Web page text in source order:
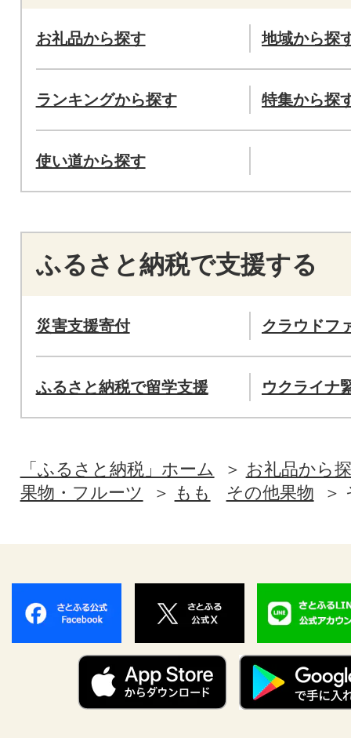
お礼品から探す 地域から探
ランキングから探す 特集から探
使い道から探す
ふるさと納税で支援する
災害支援寄付 クラウドフ
ふるさと納税で留学支援 ウクライナ
「ふるさと納税」ホーム
お礼品から
果物・フルーツ
もも その他果物